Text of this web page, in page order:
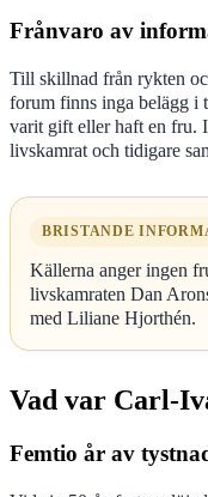
Frånvaro av
Till skillnad från rykten
forum finns inga belägg i
varit gift eller haft en fru.
livskamrat och tidigare
BRISTANDE
Källerna anger ingen
livskamraten Dan
med Liliane Hjorthén.
Vad var Carl-
Femtio år av